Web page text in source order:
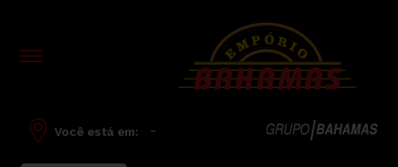
Você está em: -